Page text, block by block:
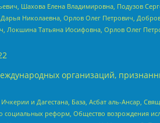
Шахова Елена Владимировна, Подузов
Николаевна, Орлов Олег Петрович,
Татьяна Иосифовна, Орлов Олег
организаций,
и Дагестана, База, Асбат аль-Ансар,
реформ, Общество возрождения